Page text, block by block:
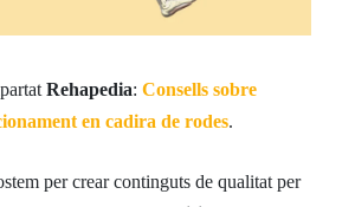
Rehapedia:Consells sobre
en cadira de rodes.
per crear continguts de qualitat per